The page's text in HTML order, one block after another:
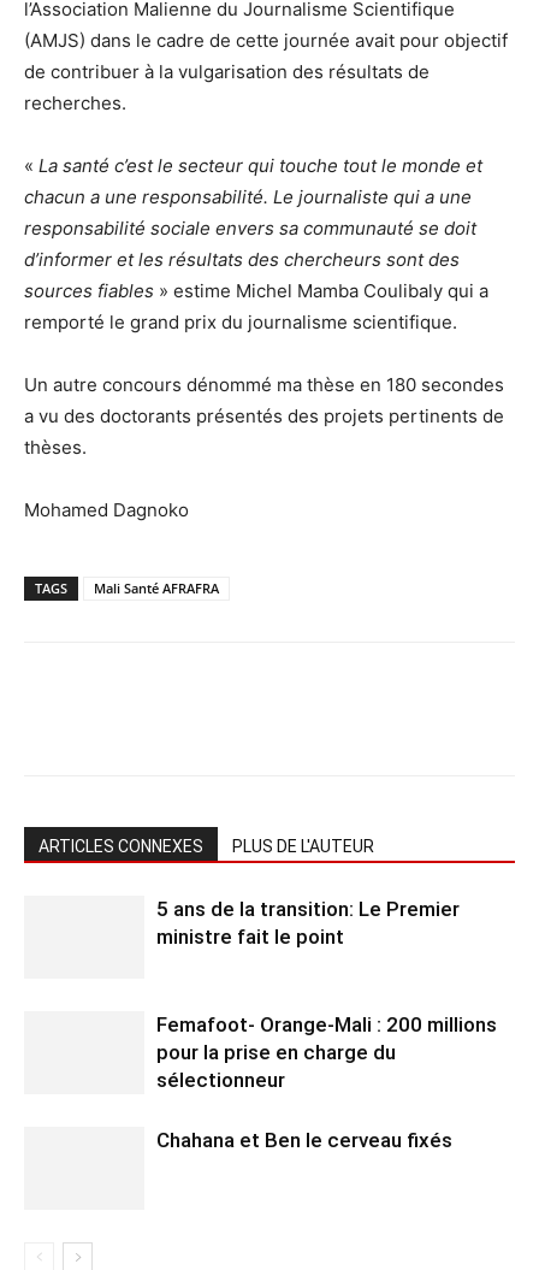
l’Association Malienne du Journalisme Scientifique
(AMJS) dans le cadre de cette journée avait pour objectif
de contribuer à la vulgarisation des résultats de
recherches.
« La santé c’est le secteur qui touche tout le monde et
chacun a une responsabilité. Le journaliste qui a une
responsabilité sociale envers sa communauté se doit
d’informer et les résultats des chercheurs sont des
sources fiables » estime Michel Mamba Coulibaly qui a
remporté le grand prix du journalisme scientifique.
Un autre concours dénommé ma thèse en 180 secondes
a vu des doctorants présentés des projets pertinents de
thèses.
Mohamed Dagnoko
TAGS Mali Santé AFRAFRA
ARTICLES CONNEXES PLUS DE L'AUTEUR
5 ans de la transition: Le Premier
ministre fait le point
Femafoot- Orange-Mali : 200 millions
pour la prise en charge du
sélectionneur
Chahana et Ben le cerveau fixés